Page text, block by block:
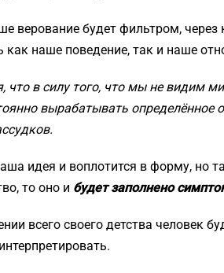
верование будет фильтром,
как наше поведение, так и наше
что в силу того, что мы не видим
вырабатывать определённое
идея и воплотится в форму, но
то оно и будет заполнено
всего своего детства человек